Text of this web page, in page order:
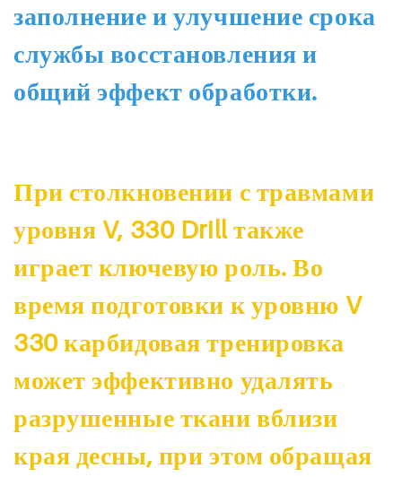
заполнение и улучшение срока
службы восстановления и
общий эффект обработки.
При столкновении с травмами
уровня V, 330 Drill также
играет ключевую роль. Во
время подготовки к уровню V
330 карбидовая тренировка
может эффективно удалять
разрушенные ткани вблизи
края десны, при этом обращая